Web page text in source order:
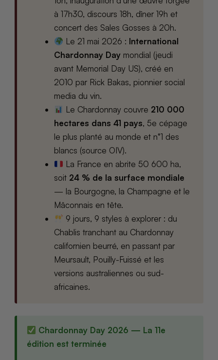
à 17h30, discours 18h, dîner 19h et
concert des Sales Gosses à 20h.
Le 21 mai 2026 : International
Chardonnay Day mondial (jeudi
avant Memorial Day US), créé en
2010 par Rick Bakas, pionnier social
media du vin.
Le Chardonnay couvre 210 000
hectares dans 41 pays, 5e cépage
le plus planté au monde et n°1 des
blancs (source OIV).
La France en abrite 50 600 ha,
soit 24 % de la surface mondiale
— la Bourgogne, la Champagne et le
Mâconnais en tête.
9 jours, 9 styles à explorer : du
Chablis tranchant au Chardonnay
californien beurré, en passant par
Meursault, Pouilly-Fuissé et les
versions australiennes ou sud-
africaines.
Chardonnay Day 2026 — La 11e
édition est terminée